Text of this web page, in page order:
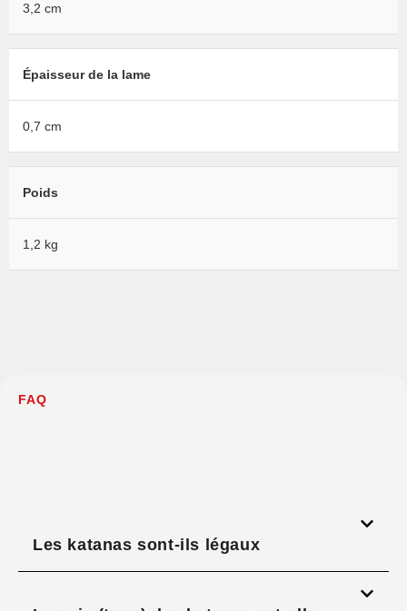
3,2 cm
Épaisseur de la lame
0,7 cm
Poids
1,2 kg
FAQ
Les katanas sont-ils légaux